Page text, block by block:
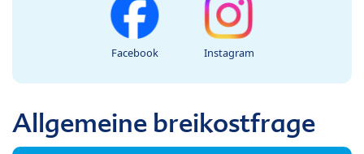
Facebook Instagram
Allgemeine breikostfrage